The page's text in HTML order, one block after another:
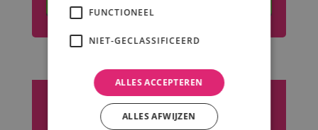
Flexibel bedrijf
FUNCTIONEEL
NIET-GECLASSIFICEERD
ALLES ACCEPTEREN
ALLES AFWIJZEN